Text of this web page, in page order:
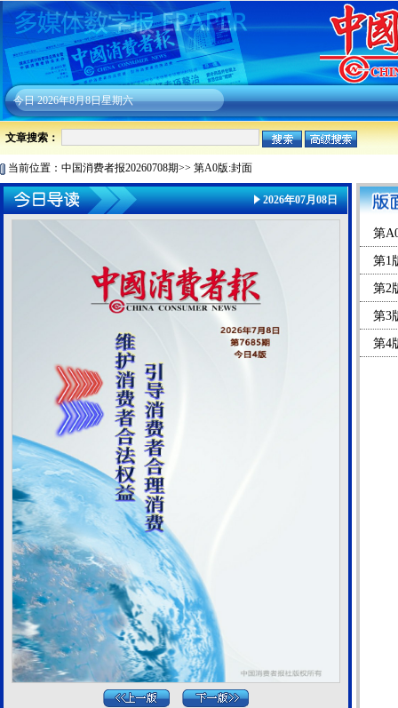
今日2026年8月8日星期六
文章搜索：
当前位置： 中国消费者报20260708期>> 第A0版:封面
2026年07月08日
第
第1
第2
第3
第4